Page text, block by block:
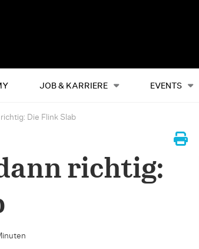
JOB & KARRIERE EVENTS
Alles Events
Die Flink Slab
richtig: